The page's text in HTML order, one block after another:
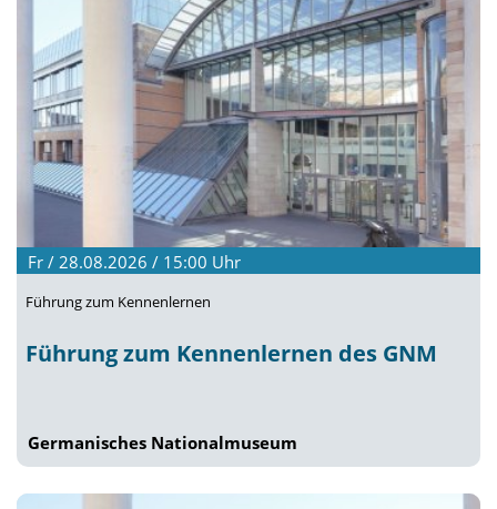
Fr / 28.08.2026 / 15:00 Uhr
Führung zum Kennenlernen
Führung zum Kennenlernen des GNM
Germanisches Nationalmuseum